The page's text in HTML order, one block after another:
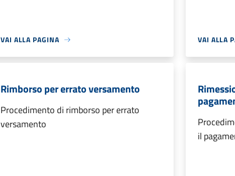
VAI ALLA PAGINA VAI ALLA
Rimborso per errato versamento
Procedimento di rimborso per errato
versamento
il